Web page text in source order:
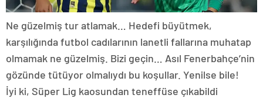
Ne güzelmiş tur atlamak… Hedefi büyütmek,
karşılığında futbol cadılarının lanetli fallarına muhatap
olmamak ne güzelmiş. Bizi geçin… Asıl Fenerbahçe’nin
gözünde tütüyor olmalıydı bu koşullar. Yenilse bile!
İyi ki, Süper Lig kaosundan teneffüse çıkabildi